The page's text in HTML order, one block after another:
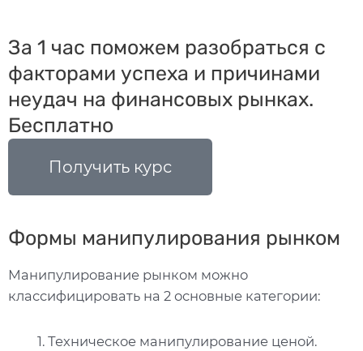
За 1 час поможем разобраться с
факторами успеха и причинами
неудач на финансовых рынках.
Бесплатно
Получить курс
Формы манипулирования рынком
Манипулирование рынком можно
классифицировать на 2 основные категории:
Техническое манипулирование ценой.